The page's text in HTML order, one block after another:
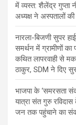
में व्यस्त: शैलेंद्र गुप्ता
अध्यक्ष ने अस्पतालों
नारला-बिजणी सुपर
समर्थन में ग्रामीणों
कथित लापरवाही से
ठाकुर, SDM ने दिए
भाजपा के ‘समरसता
यात्रा संत गुरु
जन तक पहुंचाने का